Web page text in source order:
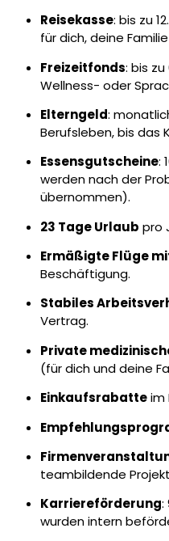
Reisekasse: bis zu
für dich, deine
Freizeitfonds: bis
Wellness- oder
Elterngeld:
Berufsleben, bis das
Essensgutscheine:
werden nach der
übernommen).
23 Tage Urlaub pro
Ermäßigte Flüge
Beschäftigung.
Stabiles
Vertrag.
Private
(für dich und deine
Einkaufsrabatteim
teambildende
Karriereförderung:
wurden intern